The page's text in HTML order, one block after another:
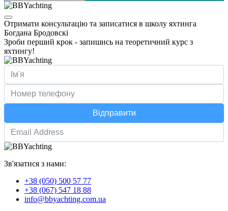
Отримати консультацію та записатися в школу яхтинга
Богдана Бродовскі
Зроби перший крок - запишись на теоретичний курс з
яхтингу!
Відправити
Зв'язатися з нами:
+38 (050) 500 57 77
+38 (067) 547 18 88
info@bbyachting.com.ua